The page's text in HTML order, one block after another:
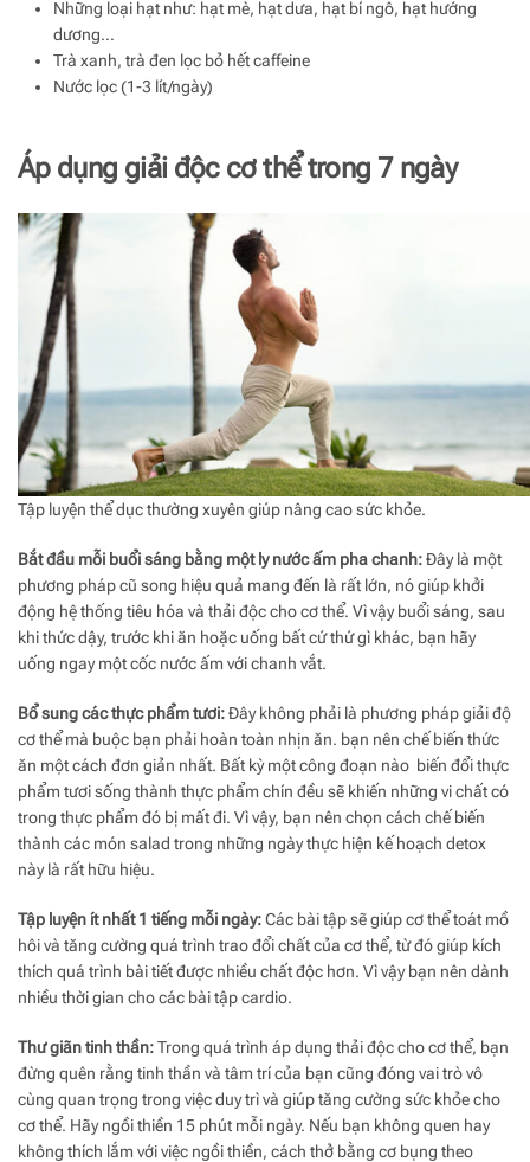
Những loại hạt như: hạt mè, hạt dưa, hạt bí ngô, hạt hướng
dương…
Trà xanh, trà đen lọc bỏ hết caffeine
Nước lọc (1-3 lít/ngày)
Áp dụng giải độc cơ thể trong 7 ngày
Tập luyện thể dục thường xuyên giúp nâng cao sức khỏe.
Bắt đầu mỗi buổi sáng bằng một ly nước ấm pha chanh:Đây là một
phương pháp cũ song hiệu quả mang đến là rất lớn, nó giúp khởi
động hệ thống tiêu hóa và thải độc cho cơ thể. Vì vậy buổi sáng, sau
khi thức dậy, trước khi ăn hoặc uống bất cứ thứ gì khác, bạn hãy
uống ngay một cốc nước ấm với chanh vắt.
Bổ sung các thực phẩm tươi:Đây không phải là phương pháp giải độ
cơ thể mà buộc bạn phải hoàn toàn nhịn ăn. bạn nên chế biến thức
ăn một cách đơn giản nhất. Bất kỳ một công đoạn nào biến đổi thực
phẩm tươi sống thành thực phẩm chín đều sẽ khiến những vi chất có
trong thực phẩm đó bị mất đi. Vì vậy, bạn nên chọn cách chế biến
thành các món salad trong những ngày thực hiện kế hoạch detox
này là rất hữu hiệu.
Tập luyện ít nhất 1 tiếng mỗi ngày:Các bài tập sẽ giúp cơ thể toát mồ
hôi và tăng cường quá trình trao đổi chất của cơ thể, từ đó giúp kích
thích quá trình bài tiết được nhiều chất độc hơn. Vì vậy bạn nên dành
nhiều thời gian cho các bài tập cardio.
Thư giãn tinh thần:Trong quá trình áp dụng thải độc cho cơ thể, bạn
đừng quên rằng tinh thần và tâm trí của bạn cũng đóng vai trò vô
cùng quan trọng trong việc duy trì và giúp tăng cường sức khỏe cho
cơ thể. Hãy ngồi thiền 15 phút mỗi ngày. Nếu bạn không quen hay
không thích lắm với việc ngồi thiền, cách thở bằng cơ bụng theo